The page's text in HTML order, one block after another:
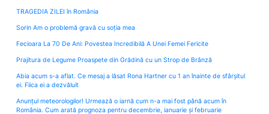
TRAGEDIA ZILEI în România
Sorin Am o problemă gravă cu soția mea
Fecioara La 70 De Ani: Povestea Incredibilă A Unei Femei Fericite
Prajitura de Legume Proaspete din Grădină cu un Strop de Brânză
Abia acum s-a aflat. Ce mesaj a lăsat Rona Hartner cu 1 an înainte de sfârșitul
ei. Fiica ei a dezvăluit
Anunțul meteorologilor! Urmează o iarnă cum n-a mai fost până acum în
România. Cum arată prognoza pentru decembrie, ianuarie și februarie